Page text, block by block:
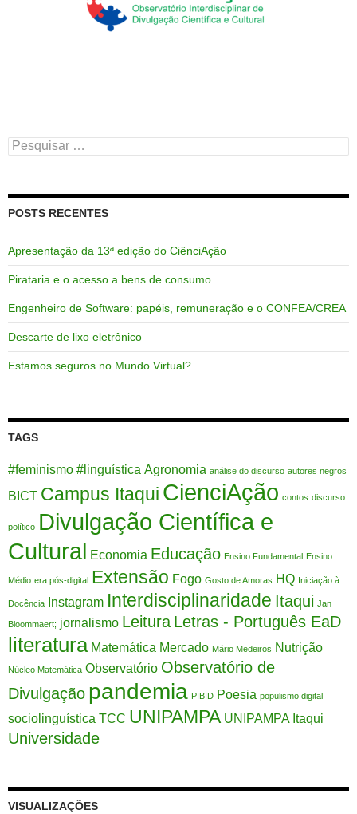
Pesquisar
por:
POSTS RECENTES
Apresentação da 13ª edição do CiênciAção
Pirataria e o acesso a bens de consumo
Engenheiro de Software: papéis, remuneração e o CONFEA/CREA
Descarte de lixo eletrônico
Estamos seguros no Mundo Virtual?
TAGS
#feminismo #linguística Agronomia análise do discurso autores negros
BICT Campus Itaqui CienciAção contos discurso
político Divulgação Científica e
Cultural Economia Educação Ensino Fundamental Ensino
Médio era pós-digital Extensão Fogo Gosto de Amoras HQ Iniciação à
Docência Instagram Interdisciplinaridade Itaqui Jan
Bloommaert; jornalismo Leitura Letras - Português EaD
literatura Matemática Mercado Mário Medeiros Nutrição
Núcleo Matemática Observatório Observatório de
Divulgação pandemia PIBID Poesia populismo digital
sociolinguística TCC UNIPAMPA UNIPAMPA Itaqui
Universidade
VISUALIZAÇÕES